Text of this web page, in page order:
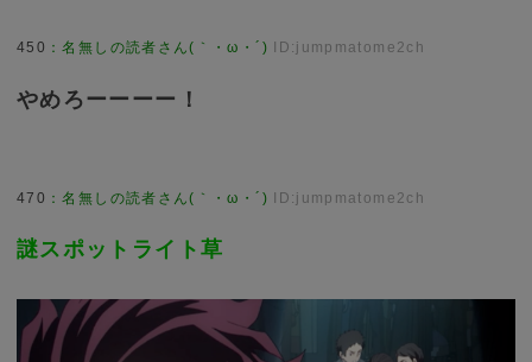
450 ：名無しの読者さん(｀・ω・´) ID:jumpmatome2ch
やめろーーーー！
470 ：名無しの読者さん(｀・ω・´) ID:jumpmatome2ch
謎スポットライト草